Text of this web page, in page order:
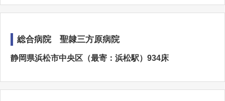
総合病院 聖隷三方原病院
静岡県浜松市中央区（最寄：浜松駅）934床